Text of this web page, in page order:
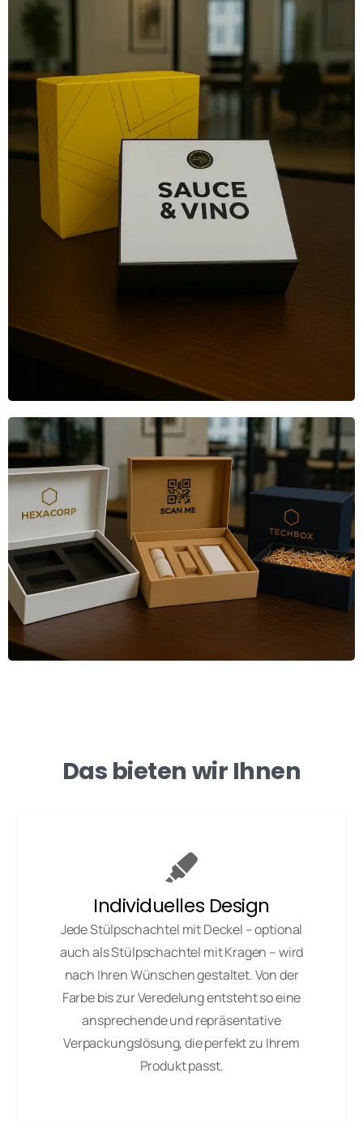
Das bieten wir Ihnen
Individuelles Design
Jede Stülpschachtel mit Deckel – optional
auch als Stülpschachtel mit Kragen – wird
nach Ihren Wünschen gestaltet. Von der
Farbe bis zur Veredelung entsteht so eine
ansprechende und repräsentative
Verpackungslösung, die perfekt zu Ihrem
Produkt passt.